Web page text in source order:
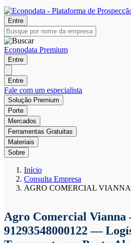
Entre
Econodata Premium
Entre
Entre
Fale com um especialista
Solução Premium
Porte
Mercados
Ferramentas Gratuitas
Materiais
Sobre
Início
Consulta Empresa
AGRO COMERCIAL VIANNA
Agro Comercial Vianna
91293548000122 —